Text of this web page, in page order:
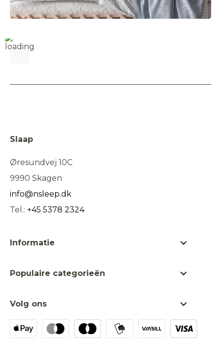
Slaap
Øresundvej 10C
9990 Skagen
info@nsleep.dk
Tel.: +45 5378 2324
Informatie
Onze verantwoordelijkheid
Populaire categorieën
Cadeaukaart
Volg ons
Facebook